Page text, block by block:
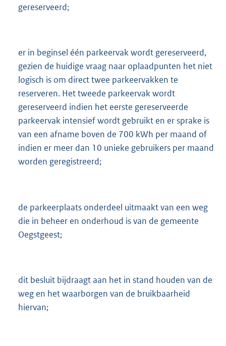
gereserveerd;
er in beginsel één parkeervak wordt gereserveerd,
gezien de huidige vraag naar oplaadpunten het niet
logisch is om direct twee parkeervakken te
reserveren. Het tweede parkeervak wordt
gereserveerd indien het eerste gereserveerde
parkeervak intensief wordt gebruikt en er sprake is
van een afname boven de 700 kWh per maand of
indien er meer dan 10 unieke gebruikers per maand
worden geregistreerd;
de parkeerplaats onderdeel uitmaakt van een weg
die in beheer en onderhoud is van de gemeente
Oegstgeest;
dit besluit bijdraagt aan het in stand houden van de
weg en het waarborgen van de bruikbaarheid
hiervan;